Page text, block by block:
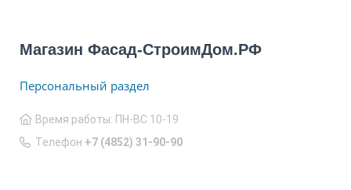
Магазин Фасад-СтроимДом.РФ
Персональный раздел
Время работы: ПН-ВС 10-19
Телефон +7 (4852) 31-90-90